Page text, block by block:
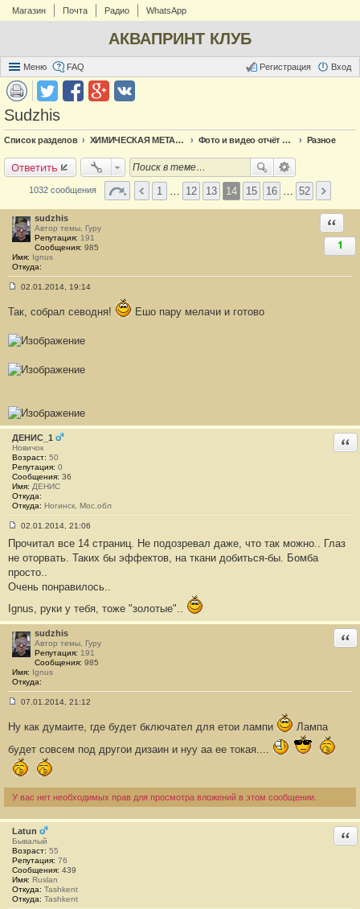
Магазин Почта Радио WhatsApp
АКВАПРИНТ КЛУБ
Меню FAQ Вход
Регистрация
Sudzhis
Список разделов ХИМИЧЕСКАЯ МЕТАЛЛИЗАЦИЯ Фото и видео отчёт по металлизации Разное
Ответить
1032 сообщения 1 12 13 14 15 16 52
sudzhis
Автор темы, Гуру
Репутация: 191
Сообщения: 985
Имя: Ignus
Откуда:
1
о
щ
е
и
е
1
02.01.2014, 19:14
Так, собрал севодня! Ешо пару мелачи и готово
ДЕНИС_1
Новичок
Возраст: 50
Репутация: 0
Сообщения: 36
Имя: ДЕНИС
Откуда:
Откуда: Ногинск, Мос.обл
о
б
щ
н
е
#
6
2
02.01.2014, 21:06
Прочитал все 14 страниц. Не подозревал даже, что так можно.. Глаз
не оторвать. Таких бы эффектов, на ткани добиться-бы. Бомба
просто..
Очень понравилось..
Ignus, руки у тебя, тоже "золотые"..
sudzhis
Автор темы, Гуру
Репутация: 191
Сообщения: 985
Имя: Ignus
Откуда:
о
щ
е
н
и
е
#
2
3
07.01.2014, 21:12
Ну как думаите, где будет бключател для етои лампи
Лампа
будет совсем под другои дизаин и нуу аа ее токая....
У вас нет необходимых прав для просмотра вложений в этом сообщении.
Latun
Бывалый
Возраст: 55
Репутация: 76
Сообщения: 439
Имя: Ruslan
Откуда: Tashkent
Откуда: Tashkent